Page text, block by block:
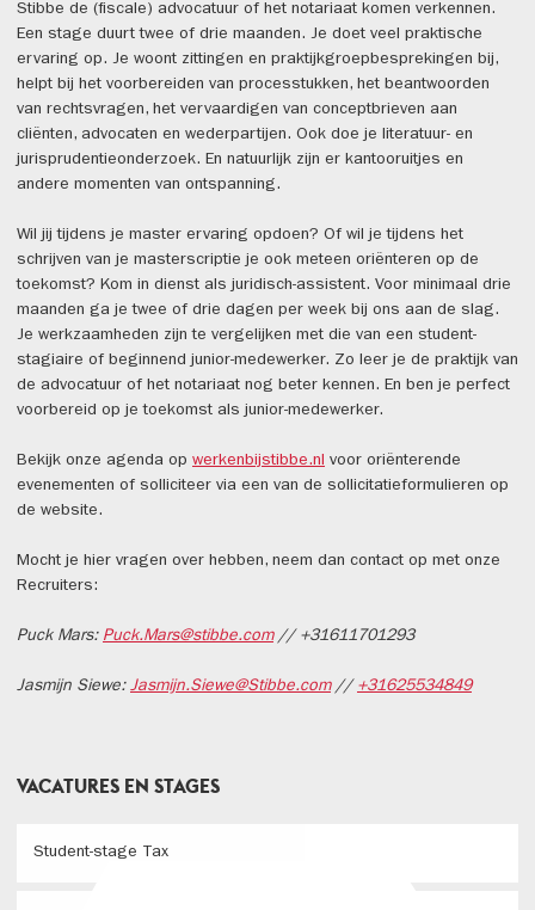
Stibbe de (fiscale) advocatuur of het notariaat komen verkennen.
Een stage duurt twee of drie maanden. Je doet veel praktische
ervaring op. Je woont zittingen en praktijkgroepbesprekingen bij,
helpt bij het voorbereiden van processtukken, het beantwoorden
van rechtsvragen, het vervaardigen van conceptbrieven aan
cliënten, advocaten en wederpartijen. Ook doe je literatuur- en
jurisprudentieonderzoek. En natuurlijk zijn er kantooruitjes en
andere momenten van ontspanning.
Wil jij tijdens je master ervaring opdoen? Of wil je tijdens het
schrijven van je masterscriptie je ook meteen oriënteren op de
toekomst? Kom in dienst als juridisch-assistent. Voor minimaal drie
maanden ga je twee of drie dagen per week bij ons aan de slag.
Je werkzaamheden zijn te vergelijken met die van een student-
stagiaire of beginnend junior-medewerker. Zo leer je de praktijk van
de advocatuur of het notariaat nog beter kennen. En ben je perfect
voorbereid op je toekomst als junior-medewerker.
Bekijk onze agenda op werkenbijstibbe.nl voor oriënterende
evenementen of solliciteer via een van de sollicitatieformulieren op
de website.
Mocht je hier vragen over hebben, neem dan contact op met onze
Recruiters:
Puck Mars: Puck.Mars@stibbe.com// +31611701293
Jasmijn Siewe: Jasmijn.Siewe@Stibbe.com// +31625534849
VACATURES EN STAGES
Student-stage Tax